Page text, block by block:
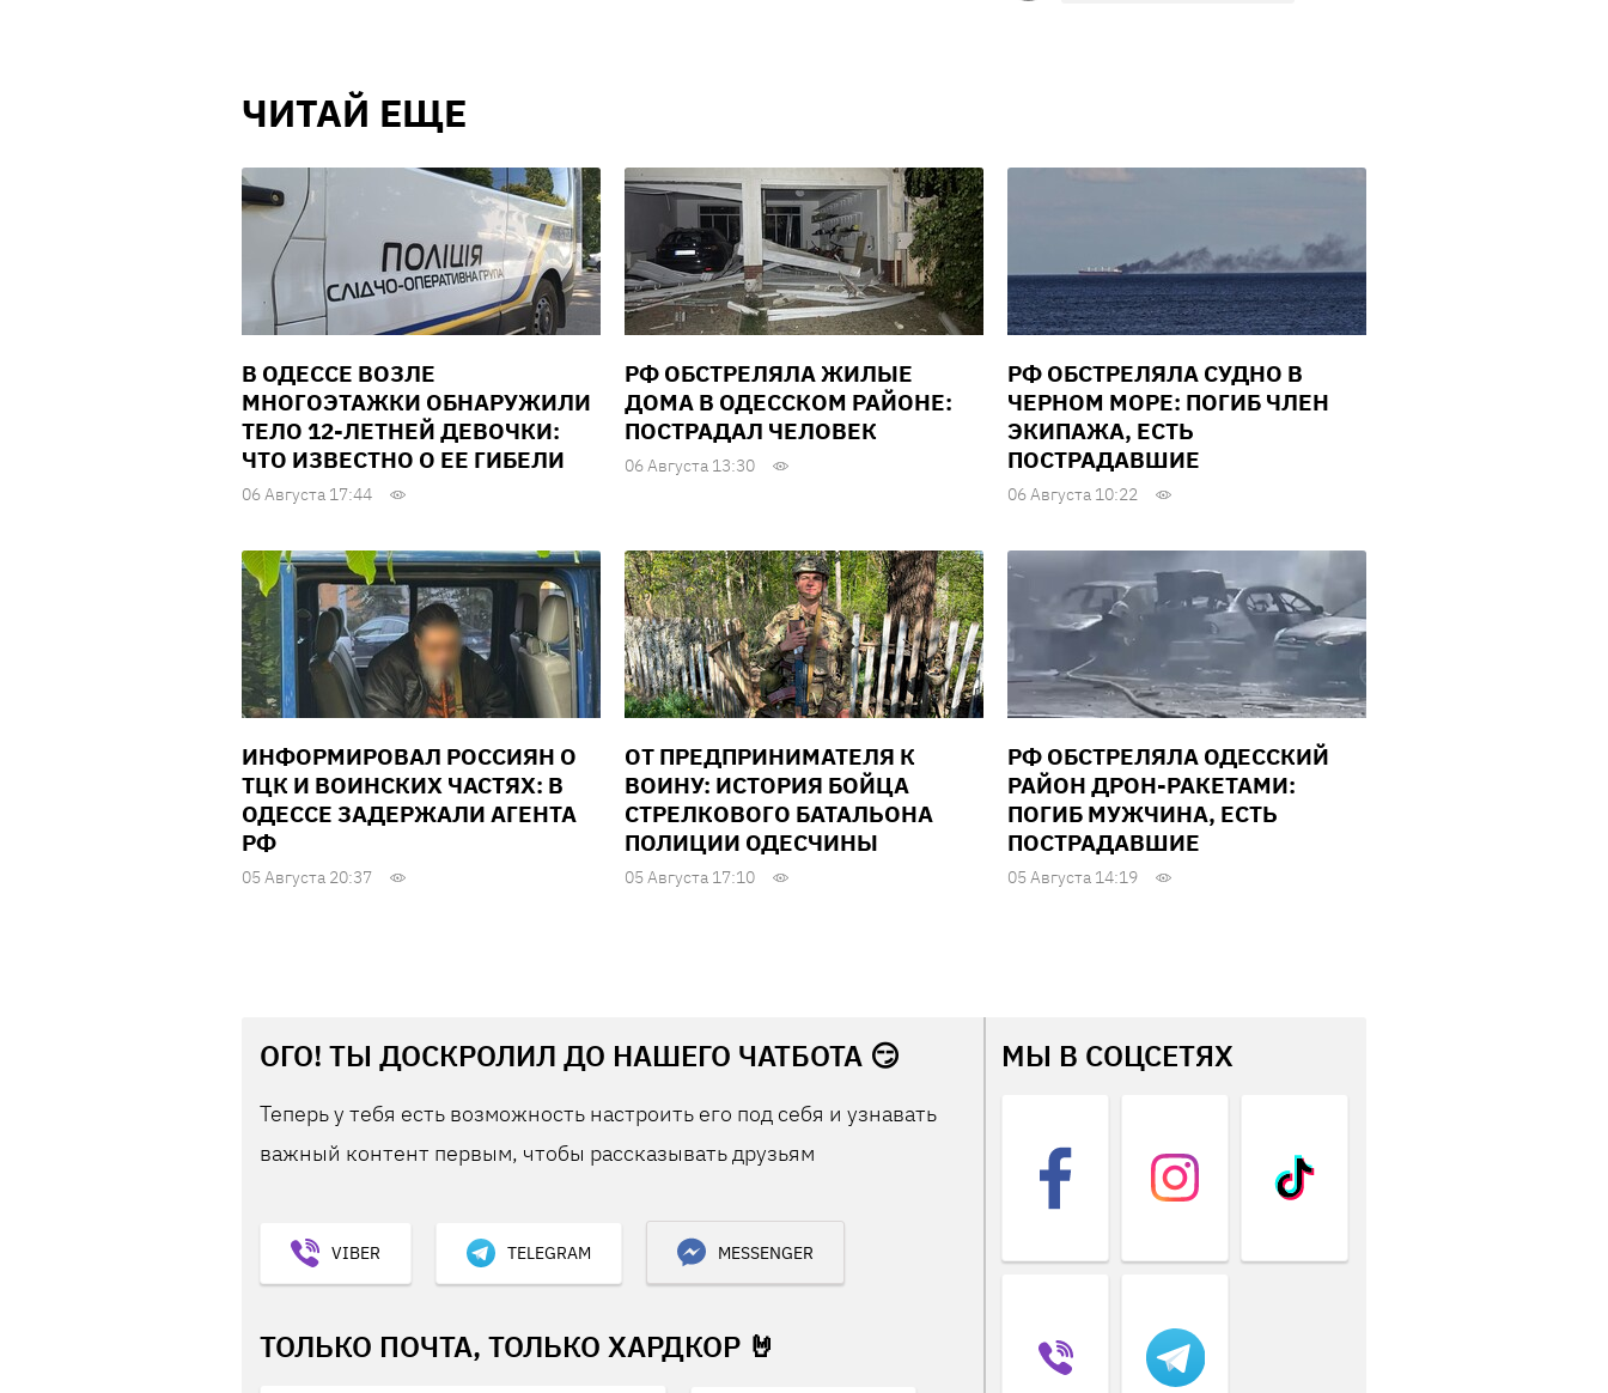
ЧИТАЙ ЕЩЕ
В ОДЕССЕ ВОЗЛЕ
МНОГОЭТАЖКИ ОБНАРУЖИЛИ
ТЕЛО 12-ЛЕТНЕЙ ДЕВОЧКИ:
ЧТО ИЗВЕСТНО О ЕЕ ГИБЕЛИ
06 Августа 17:44
РФ ОБСТРЕЛЯЛА ЖИЛЫЕ
ДОМА В ОДЕССКОМ РАЙОНЕ:
ПОСТРАДАЛ ЧЕЛОВЕК
06 Августа 13:30
РФ ОБСТРЕЛЯЛА СУДНО В
ЧЕРНОМ МОРЕ: ПОГИБ ЧЛЕН
ЭКИПАЖА, ЕСТЬ
ПОСТРАДАВШИЕ
06 Августа 10:22
ИНФОРМИРОВАЛ РОССИЯН О
ТЦК И ВОИНСКИХ ЧАСТЯХ: В
ОДЕССЕ ЗАДЕРЖАЛИ АГЕНТА
РФ
05 Августа 20:37
ОТ ПРЕДПРИНИМАТЕЛЯ К
ВОИНУ: ИСТОРИЯ БОЙЦА
СТРЕЛКОВОГО БАТАЛЬОНА
ПОЛИЦИИ ОДЕСЧИНЫ
05 Августа 17:10
РФ ОБСТРЕЛЯЛА ОДЕССКИЙ
РАЙОН ДРОН-РАКЕТАМИ:
ПОГИБ МУЖЧИНА, ЕСТЬ
ПОСТРАДАВШИЕ
05 Августа 14:19
ОГО! ТЫ ДОСКРОЛИЛ ДО НАШЕГО ЧАТБОТА 😏
Теперь у тебя есть возможность настроить его под себя и узнавать
важный контент первым, чтобы рассказывать друзьям
VIBER TELEGRAM MESSENGER
ТОЛЬКО ПОЧТА, ТОЛЬКО ХАРДКОР 🤘
МЫ В СОЦСЕТЯХ